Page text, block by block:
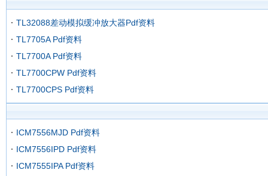
TL32088差动模拟缓冲放大器Pdf资料
TL7705A Pdf资料
TL7700A Pdf资料
TL7700CPW Pdf资料
TL7700CPS Pdf资料
ICM7556MJD Pdf资料
ICM7556IPD Pdf资料
ICM7555IPA Pdf资料